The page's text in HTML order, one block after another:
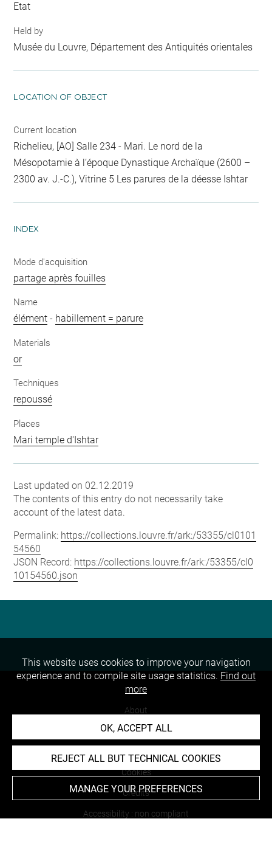
Etat
Held by
Musée du Louvre, Département des Antiquités orientales
LOCATION OF OBJECT
Current location
Richelieu, [AO] Salle 234 - Mari. Le nord de la
Mésopotamie à l’époque Dynastique Archaïque (2600 –
2300 av. J.-C.), Vitrine 5 Les parures de la déesse Ishtar
INDEX
Mode d'acquisition
partage après fouilles
Name
élément - habillement = parure
Materials
or
Techniques
repoussé
Places
Mari temple d'Ishtar
Last updated on 02.12.2019
The contents of this entry do not necessarily take
account of the latest data.
Permalink: https://collections.louvre.fr/ark:/53355/cl0101
54560
JSON Record: https://collections.louvre.fr/ark:/53355/cl0
10154560.json
About
Contact Us
Cookies
Credits
Accessibility : non compliant
This website uses cookies to improve your navigation
experience and to compile site usage statistics. Find out
more
OK, ACCEPT ALL
REJECT ALL BUT TECHNICAL COOKIES
MANAGE YOUR PREFERENCES